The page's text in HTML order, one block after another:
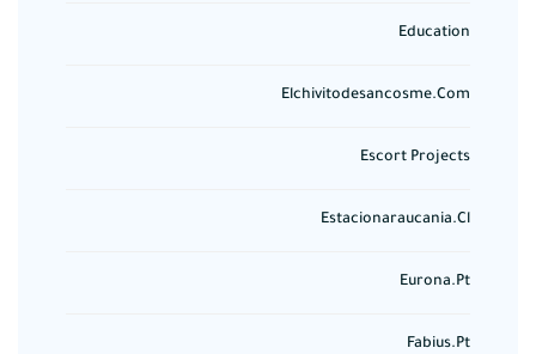
Education
Elchivitodesancosme.com
Escort Projects
Estacionaraucania.cl
Eurona.pt
Fabius.pt